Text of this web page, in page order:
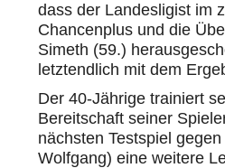
dass der Landesligist im
Chancenplus und die
Simeth (59.)
letztendlich mit dem
Der 40-Jährige trainiert
Bereitschaft seiner
nächsten Testspiel
Wolfgang) eine weitere